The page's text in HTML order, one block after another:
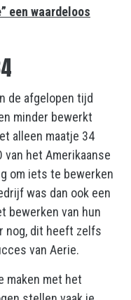
een waardeloos
de afgelopen tijd
minder bewerkt
alleen maatje 34
van het Amerikaanse
om iets te bewerken
was dan ook een
bewerken van hun
nog, dit heeft zelfs
van Aerie.
maken met het